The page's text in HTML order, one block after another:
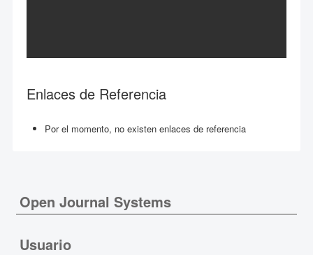
Enlaces de Referencia
Por el momento, no existen enlaces de referencia
Open Journal Systems
Usuario